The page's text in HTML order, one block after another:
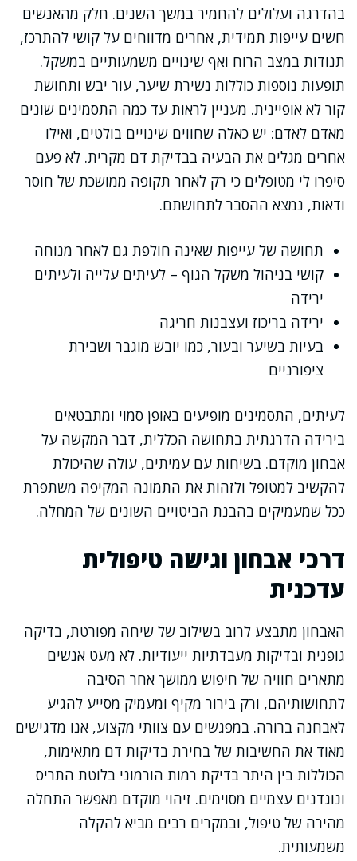
בהדרגה ועלולים להחמיר במשך השנים. חלק מהאנשים
חשים עייפות תמידית, אחרים מדווחים על קושי להתרכז,
תנודות במצב הרוח ואף שינויים משמעותיים במשקל.
תופעות נוספות כוללות נשירת שיער, עור יבש ותחושת
קור לא אופיינית. מעניין לראות עד כמה התסמינים שונים
מאדם לאדם: יש כאלה שחווים שינויים בולטים, ואילו
אחרים מגלים את הבעיה בבדיקת דם מקרית. לא פעם
סיפרו לי מטופלים כי רק לאחר תקופה ממושכת של חוסר
ודאות, נמצא ההסבר לתחושתם.
תחושה של עייפות שאינה חולפת גם לאחר מנוחה
קושי בניהול משקל הגוף – לעיתים עלייה ולעיתים
ירידה
ירידה בריכוז ועצבנות חריגה
בעיות בשיער ובעור, כמו יובש מוגבר ושבירת
ציפורניים
לעיתים, התסמינים מופיעים באופן סמוי ומתבטאים
בירידה הדרגתית בתחושה הכללית, דבר המקשה על
אבחון מוקדם. בשיחות עם עמיתים, עולה שהיכולת
להקשיב למטופל ולזהות את התמונה המקיפה משתפרת
ככל שמעמיקים בהבנת הביטויים השונים של המחלה.
דרכי אבחון וגישה טיפולית
עדכנית
האבחון מתבצע לרוב בשילוב של שיחה מפורטת, בדיקה
גופנית ובדיקות מעבדתיות ייעודיות. לא מעט אנשים
מתארים חוויה של חיפוש ממושך אחר הסיבה
לתחושותיהם, ורק בירור מקיף ומעמיק מסייע להגיע
לאבחנה ברורה. במפגשים עם צוותי מקצוע, אנו מדגישים
מאוד את החשיבות של בחירת בדיקות דם מתאימות,
הכוללות בין היתר בדיקת רמות הורמוני בלוטת התריס
ונוגדנים עצמיים מסוימים. זיהוי מוקדם מאפשר התחלה
מהירה של טיפול, ובמקרים רבים מביא להקלה
משמעותית.